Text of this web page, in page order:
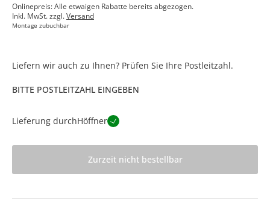
Onlinepreis: Alle etwaigen Rabatte bereits abgezogen.
Inkl. MwSt. zzgl.Versand
Montage zubuchbar
Liefern wir auch zu Ihnen? Prüfen Sie Ihre Postleitzahl.
BITTE POSTLEITZAHL EINGEBEN
Lieferung durchHöffner
Zurzeit nicht bestellbar